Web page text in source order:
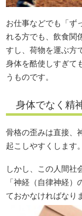
お仕事などでも「ず
れる方でも、飲食関
すし、荷物を運ぶ方
身体を酷使しすぎて
うものです。
身体でなく精
骨格の歪みは直接、
起こしやすくします。
しかし、この人間社
「神経（自律神経
ておかなければなり